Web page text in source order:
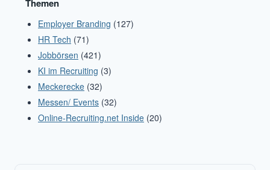
Themen
Employer Branding (127)
HR Tech (71)
Jobbörsen (421)
KI im Recruiting (3)
Meckerecke (32)
Messen/ Events (32)
Online-Recruiting.net Inside (20)